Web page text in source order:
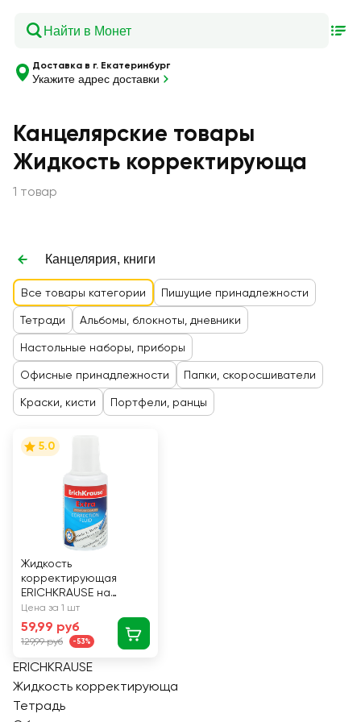
Доставка в г. Екатеринбург
Укажите адрес доставки
Канцелярские товары
Жидкость корректирующа
1 товар
Канцелярия, книги
Все товары категории Пишущие принадлежности
Тетради Альбомы, блокноты, дневники
Настольные наборы, приборы
Офисные принадлежности Папки, скоросшиватели
Краски, кисти Портфели, ранцы
5.0
Жидкость
корректирующая
ERICHKRAUSE на
химической основе, с
кистью, 20г Арт.
EK5/066833
Цена за 1 шт
59,99 руб
129,99 руб -53%
ERICHKRAUSE
Жидкость корректирующа
Тетрадь